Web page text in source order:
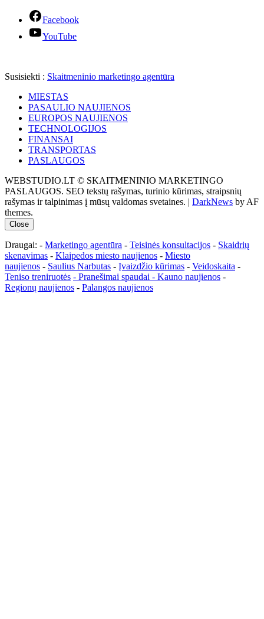
Facebook
YouTube
Susisiekti : Skaitmeninio marketingo agentūra
MIESTAS
PASAULIO NAUJIENOS
EUROPOS NAUJIENOS
TECHNOLOGIJOS
FINANSAI
TRANSPORTAS
PASLAUGOS
WEBSTUDIO.LT © SKAITMENINIO MARKETINGO
PASLAUGOS. SEO tekstų rašymas, turinio kūrimas, straipsnių
rašymas ir talpinimas į mūsų valdomas svetaines. | DarkNews by AF
themes.
Close
Draugai: - Marketingo agentūra - Teisinės konsultacijos - Skaidrių
skenavimas - Klaipedos miesto naujienos - Miesto
naujienos - Saulius Narbutas - Įvaizdžio kūrimas - Veidoskaita -
Teniso treniruotės - Pranešimai spaudai - Kauno naujienos -
Regionų naujienos - Palangos naujienos